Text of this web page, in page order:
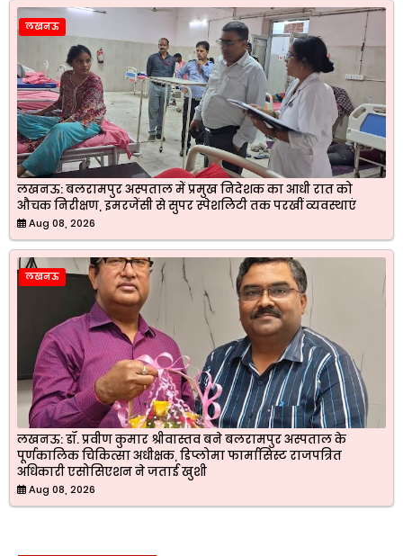
लखनऊ
लखनऊ: बलरामपुर अस्पताल में प्रमुख निदेशक का आधी रात को
औचक निरीक्षण, इमरजेंसी से सुपर स्पेशलिटी तक परखीं व्यवस्थाएं
Aug 08, 2026
लखनऊ
लखनऊ: डॉ. प्रवीण कुमार श्रीवास्तव बने बलरामपुर अस्पताल के
पूर्णकालिक चिकित्सा अधीक्षक, डिप्लोमा फार्मासिस्ट राजपत्रित
अधिकारी एसोसिएशन ने जताई खुशी
Aug 08, 2026